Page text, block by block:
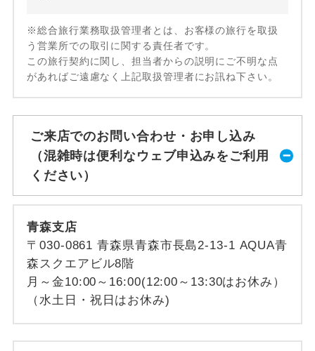
※総合旅行業務取扱管理者とは、お客様の旅行を取扱
う営業所での取引に関する責任者です。
この旅行契約に関し、担当者からの説明にご不明な点
があればご遠慮なく上記取扱管理者にお訊ね下さい。
ご来店でのお問い合わせ・お申し込み
（混雑時は便利なウェブ申込みをご利用
ください）
青森支店
〒030-0861 青森県青森市長島2-13-1 AQUA青
森スクエアビル8階
月～金10:00～16:00(12:00～13:30はお休み）
（水土日・祝日はお休み)